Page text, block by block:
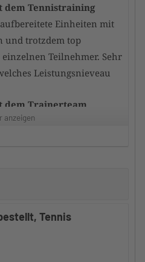
Tennistraining
Einheiten mit
und trotzdem top
Teilnehmer. Sehr
Leistungsnieveau
dem Trainerteam
schaffen es durch
noch ein Stückchen mehr
nur ein riesen
ide Teilnehmer werden
integriert und somit
anzeigen
Tennis